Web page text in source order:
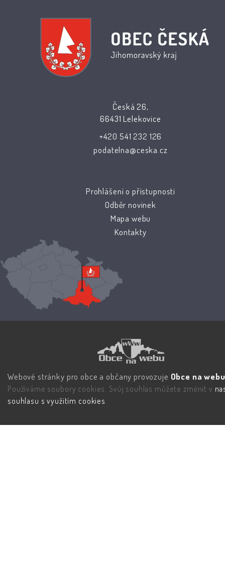
Česká 26,
66431 Lelekovice
+420 541 232 126
podatelna@ceska.cz
Prohlášení o přístupnosti
Odběr novinek
Mapa webu
Kontakty
Webové stránky pro obce a občany provozuje Obce na
Používáme soubory cookies. Svůj souhlas můžete změnit v
souhlasu s využitím cookies